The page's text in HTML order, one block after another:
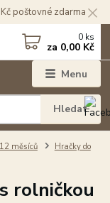
poštovné zdarma
Menu
Hledat
0 ks
za 0,00 Kč
měsíců
Hračky do
rolničkou